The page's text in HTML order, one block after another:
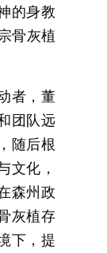
的身教
骨灰植
者，董
团队远
随后根
文化，
森州政
灰植存
下，提